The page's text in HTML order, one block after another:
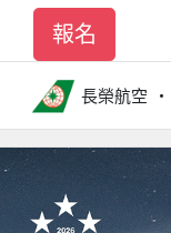
長榮航空
報名